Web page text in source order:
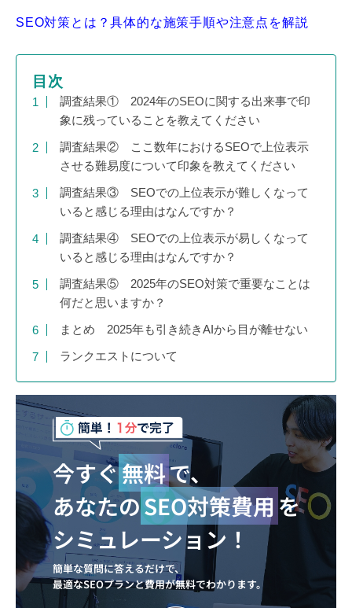
SEO対策とは？具体的な施策手順や注意点を解説
目次
調査結果① 2024年のSEOに関する出来事で印
象に残っていることを教えてください
調査結果② ここ数年におけるSEOで上位表示
させる難易度について印象を教えてください
調査結果③ SEOでの上位表示が難しくなって
いると感じる理由はなんですか？
調査結果④ SEOでの上位表示が易しくなって
いると感じる理由はなんですか？
調査結果⑤ 2025年のSEO対策で重要なことは
何だと思いますか？
まとめ 2025年も引き続きAIから目が離せない
ランクエストについて
今すぐ無料で、
あなたのSEO対策費用 を
シミュレーション！
簡単な質問に答えるだけで、
最適なSEOプランと費用が無料でわかります。